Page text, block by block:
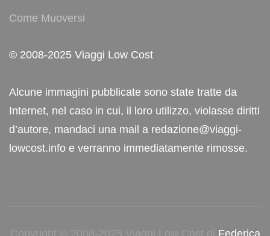
Come Muoversi
© 2008-2025 Viaggi Low Cost
Alcune immagini pubblicate sono state tratte da
Internet, nel caso in cui, il loro utilizzo, violasse diritti
d’autore, mandaci una mail a redazione@viaggi-
lowcost.info e verranno immediatamente rimosse.
Copyright © 2008-2025 Viaggi Low Cost di Federica